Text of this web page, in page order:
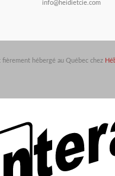
info@heidietcie.com
fièrement hébergé au Québec chez